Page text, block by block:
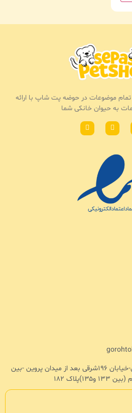
آدرس :تهران -تهرانپارس-خیابان ۱۹۶شرقی بعد از میدان پروین -بین
۱۸۲
موضوعات در حوضه پت شاپ با ارائه
به حیوان خانکی شما